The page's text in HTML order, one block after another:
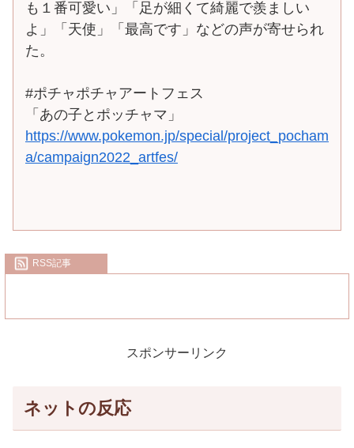
も１番可愛い」「足が細くて綺麗で羨ましい
よ」「天使」「最高です」などの声が寄せられ
た。
#ポチャポチャアートフェス
「あの子とポッチャマ」
https://www.pokemon.jp/special/project_pocham
a/campaign2022_artfes/
RSS記事
スポンサーリンク
ネットの反応